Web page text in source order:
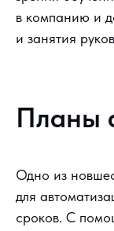
в компанию и
и занятия
Планы
Одно из
для
сроков. С